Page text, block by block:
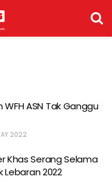
WFH ASN Tak Ganggu
2022
Khas Serang Selama
Lebaran 2022